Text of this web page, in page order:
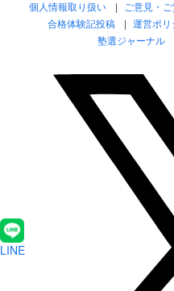
個人情報取り扱い
ご意見・
合格体験記投稿
運営ポリ
塾選ジャーナル
LINE